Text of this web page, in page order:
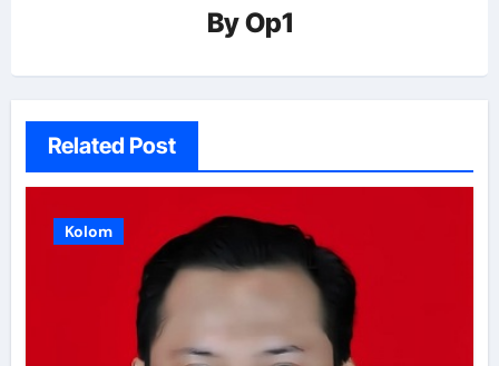
ByOp1
Related Post
Kolom